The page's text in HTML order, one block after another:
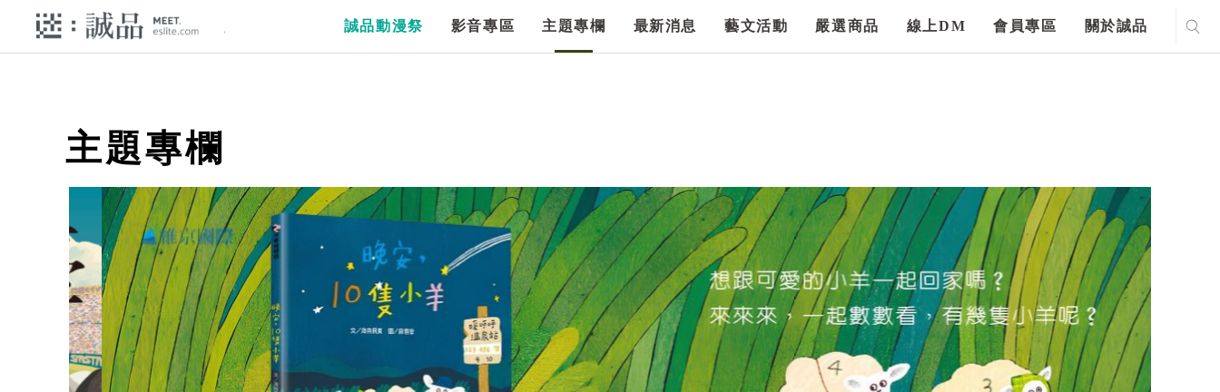
誠品動漫祭 影音專區 主題專欄 最新消息 藝文活動 嚴選商品 線上DM 會員專區 關於誠品
主題專欄